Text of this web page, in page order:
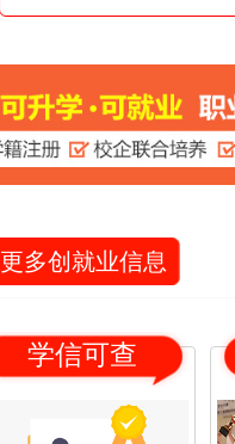
更多创就业信息
学信可查